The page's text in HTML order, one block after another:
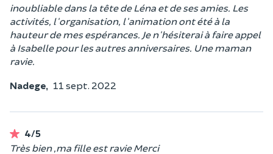
inoubliable dans la tête de Léna et de ses amies. Les
activités, l'organisation, l'animation ont été à la
hauteur de mes espérances. Je n'hésiterai à faire appel
à Isabelle pour les autres anniversaires. Une maman
ravie.
Nadege, 11 sept. 2022
4/5
Très bien ,ma fille est ravie Merci